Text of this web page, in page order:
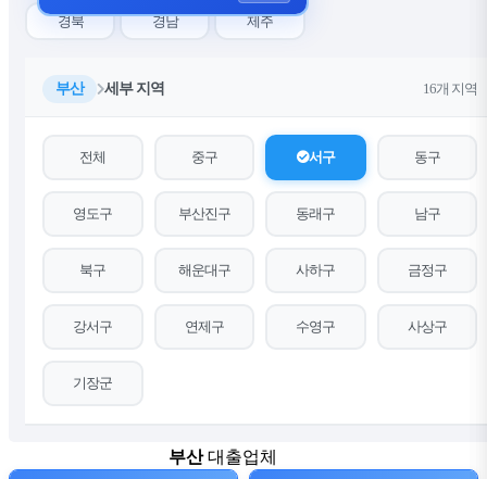
경북 경남 제주
부산 세부 지역 16개 지역
전체 중구 서구 동구
영도구 부산진구 동래구 남구
북구 해운대구 사하구 금정구
강서구 연제구 수영구 사상구
기장군
부산대출업체